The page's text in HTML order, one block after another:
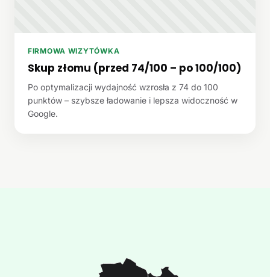
FIRMOWA WIZYTÓWKA
Skup złomu (przed 74/100 – po 100/100)
Po optymalizacji wydajność wzrosła z 74 do 100
punktów – szybsze ładowanie i lepsza widoczność w
Google.